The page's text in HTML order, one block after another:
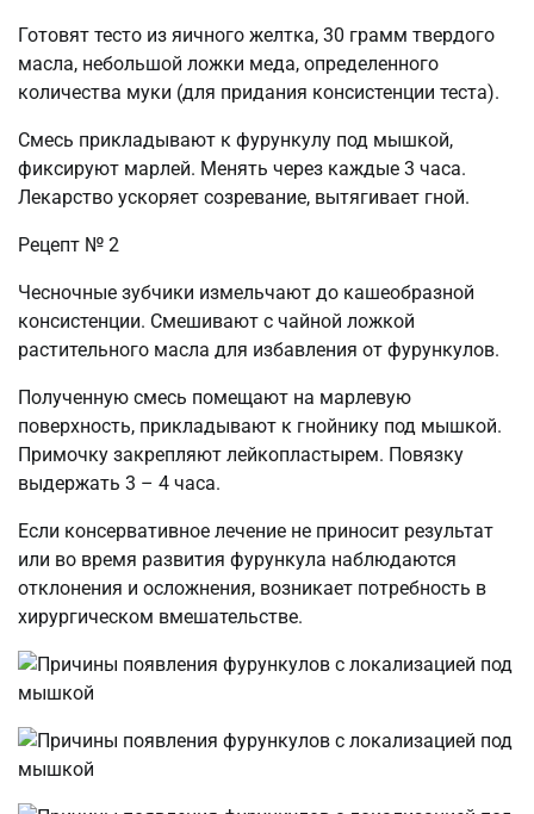
Готовят тесто из яичного желтка, 30 грамм твердого
масла, небольшой ложки меда, определенного
количества муки (для придания консистенции теста).
Смесь прикладывают к фурункулу под мышкой,
фиксируют марлей. Менять через каждые 3 часа.
Лекарство ускоряет созревание, вытягивает гной.
Рецепт № 2
Чесночные зубчики измельчают до кашеобразной
консистенции. Смешивают с чайной ложкой
растительного масла для избавления от фурункулов.
Полученную смесь помещают на марлевую
поверхность, прикладывают к гнойнику под мышкой.
Примочку закрепляют лейкопластырем. Повязку
выдержать 3 – 4 часа.
Если консервативное лечение не приносит результат
или во время развития фурункула наблюдаются
отклонения и осложнения, возникает потребность в
хирургическом вмешательстве.